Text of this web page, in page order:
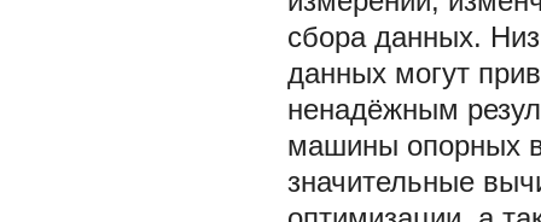
сбора данных.
данных могут
ненадёжным
машины опорных
значительные